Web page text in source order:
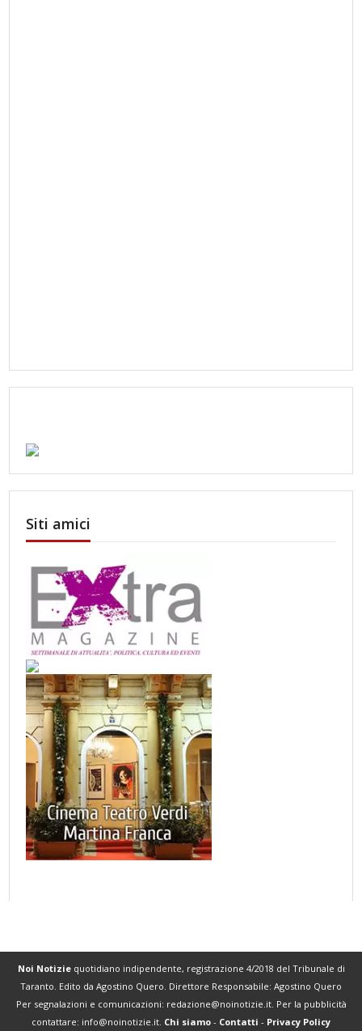
Siti amici
Noi Notiziequotidiano indipendente, registrazione 4/2018 del Tribunale di
Taranto. Edito da Agostino Quero. Direttore Responsabile: Agostino Quero
Per segnalazioni e comunicazioni: redazione@noinotizie.it. Per la pubblicità
contattare: info@noinotizie.it. Chi siamo - Contatti - Privacy Policy